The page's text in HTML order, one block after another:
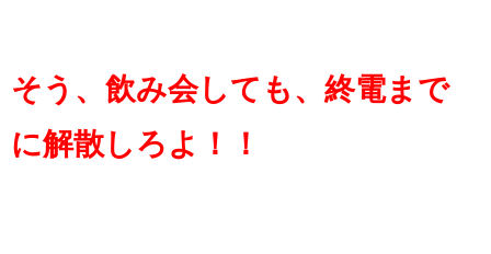
そう、飲み会しても、終電まで
に解散しろよ！！